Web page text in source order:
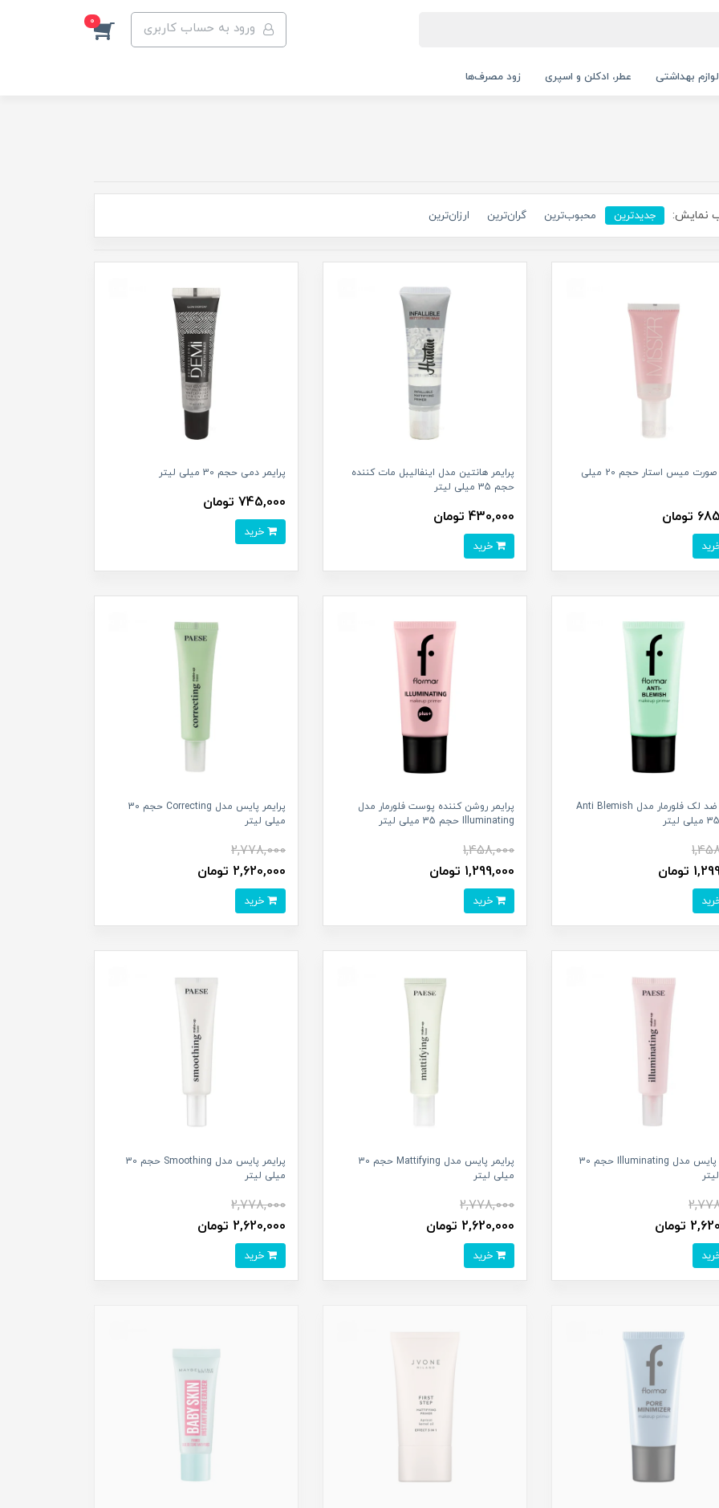
ورود به حساب کاربری 0
لوازم بهداشتی عطر، ادکلن و اسپری زود مصرف‌ها
نمایش: جدیدترین محبوب‌ترین گران‌ترین ارزان‌ترین
پرایمر صورت میس استار حجم 20 میلی
پرایمر هانتین مدل اینفالیبل مات کننده
حجم 35 میلی لیتر
430,000 تومان
خرید
پرایمر دمی حجم 30 میلی لیتر
745,000 تومان
خرید
پرایمر ضد لک فلورمار مدل Anti Blemish
تومان
پرایمر روشن کننده پوست فلورمار مدل
Illuminating حجم 35 میلی لیتر
1,458,000
1,299,000 تومان
خرید
پرایمر پایس مدل Correcting حجم 30
میلی لیتر
2,778,000
2,620,000 تومان
خرید
پرایمر پایس مدل Illuminating حجم 30
تومان
پرایمر پایس مدل Mattifying حجم 30
میلی لیتر
2,778,000
2,620,000 تومان
خرید
پرایمر پایس مدل Smoothing حجم 30
میلی لیتر
2,778,000
2,620,000 تومان
خرید